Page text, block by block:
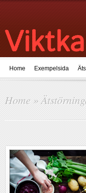
Home Exempelsida
Home »